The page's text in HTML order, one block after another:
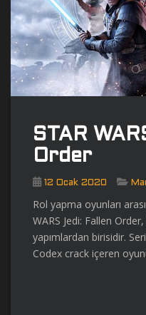
STAR
Order
12 Ocak 2020
Rol yapma oyunları
WARS Jedi: Fallen
yapımlardan birisidir.
Codex crack içeren